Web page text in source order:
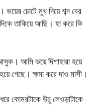
ভয়ের চোটে মুখ দিয়ে শব্দ বের
তাকিয়ে আছি। হা করে কি
আমি ভয়ে দিশাহারা হয়ে
গেছে। ক্ষমা করে দাও মাসী।
কোমরটাকে উচু লেওড়াটাকে